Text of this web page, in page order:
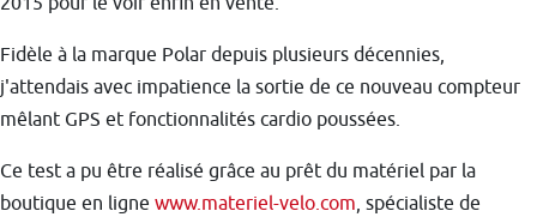
Fidèle à la marque Polar depuis plusieurs décennies,
j'attendais avec impatience la sortie de ce nouveau compteur
mêlant GPS et fonctionnalités cardio poussées.
Ce test a pu être réalisé grâce au prêt du matériel par la
boutique en ligne www.materiel-velo.com, spécialiste de